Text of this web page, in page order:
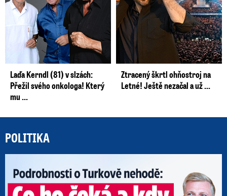
Laďa Kerndl (81) v slzách:
Přežil svého onkologa! Který
mu ...
Ztracený škrtl ohňostroj na
Letné! Ještě nezačal a už ...
POLITIKA